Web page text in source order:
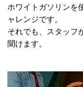
ホワイトガソリンを
ャレンジです。
それでも、スタッフ
聞けます。